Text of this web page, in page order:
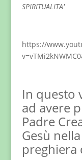
SPIRITUALITA'
https://
In questo
ad avere
Padre
Gesù
preghiera